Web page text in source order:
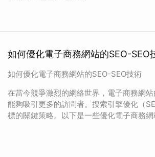
如何優化電子商務網站的SEO-SEO
如何優化電子商務網站的SEO-SEO技術
在當今競爭激烈的網絡世界，電子商務網
能夠吸引更多的訪問者。搜索引擎優化（
標的關鍵策略。以下是一些優化電子商務網